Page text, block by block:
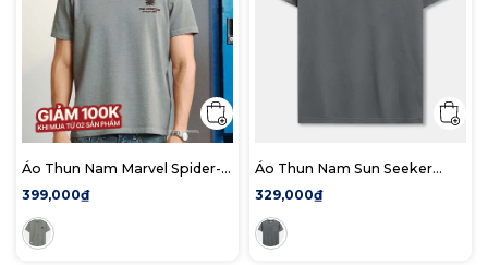
Áo Thun Nam Marvel Spider-
Man Behind The Mask Form
399,000₫
Áo Thun Nam Sun Seeker
Form Regular
329,000₫